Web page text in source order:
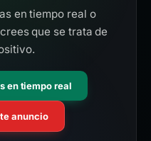
en tiempo real o
que se trata de
en tiempo real
anuncio